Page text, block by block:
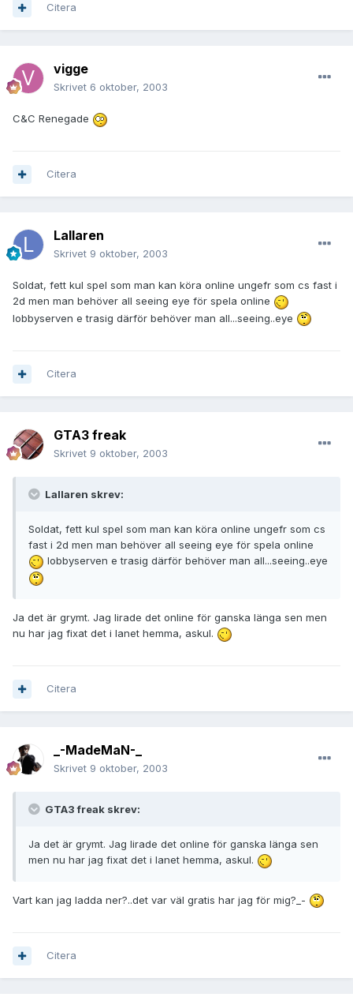
Citera
vigge
Skrivet 6 oktober, 2003
C&C Renegade
Citera
Lallaren
Skrivet 9 oktober, 2003
Soldat, fett kul spel som man kan köra online ungefr som cs fast i
2d men man behöver all seeing eye för spela online
lobbyserven e trasig därför behöver man all...seeing..eye
Citera
GTA3 freak
Skrivet 9 oktober, 2003
Lallaren skrev:
Soldat, fett kul spel som man kan köra online ungefr som cs
fast i 2d men man behöver all seeing eye för spela online
lobbyserven e trasig därför behöver man all...seeing..eye
Ja det är grymt. Jag lirade det online för ganska länga sen men
nu har jag fixat det i lanet hemma, askul.
Citera
_-MadeMaN-_
Skrivet 9 oktober, 2003
GTA3 freak skrev:
Ja det är grymt. Jag lirade det online för ganska länga sen
men nu har jag fixat det i lanet hemma, askul.
Vart kan jag ladda ner?..det var väl gratis har jag för mig?_-
Citera